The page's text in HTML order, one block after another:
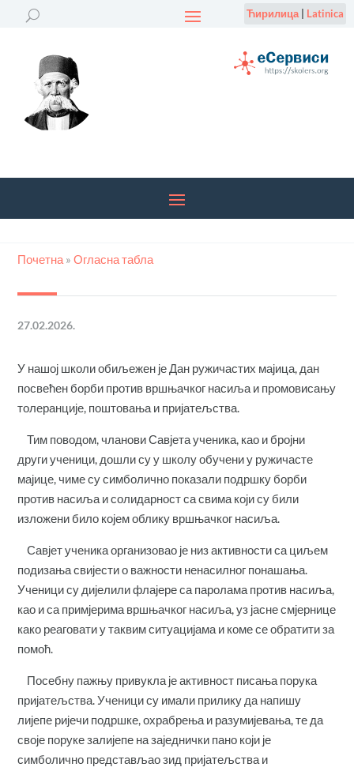
Ћирилица| Latinica
Почетна »Огласна табла
27.02.2026.
У нашој школи обиљежен је Дан ружичастих мајица, дан
посвећен борби против вршњачког насиља и промовисању
толеранције, поштовања и пријатељства.
Тим поводом, чланови Савјета ученика, као и бројни
други ученици, дошли су у школу обучени у ружичасте
мајице, чиме су симболично показали подршку борби
против насиља и солидарност са свима који су били
изложени било којем облику вршњачког насиља.
Савјет ученика организовао је низ активности са циљем
подизања свијести о важности ненасилног понашања.
Ученици су дијелили флајере са паролама против насиља,
као и са примјерима вршњачког насиља, уз јасне смјернице
како реаговати у таквим ситуацијама и коме се обратити за
помоћ.
Посебну пажњу привукла је активност писања порука
пријатељства. Ученици су имали прилику да напишу
лијепе ријечи подршке, охрабрења и разумијевања, те да
своје поруке залијепе на заједнички пано који је
симболично представљао зид пријатељства и